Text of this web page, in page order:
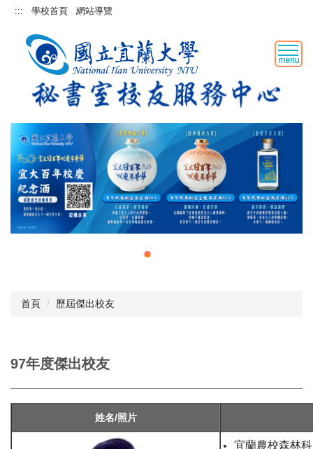
跳::: 學校首頁 網站導覽
首頁 歷屆傑出校友
97年度傑出校友
姓名/照片
宜蘭農校森林科